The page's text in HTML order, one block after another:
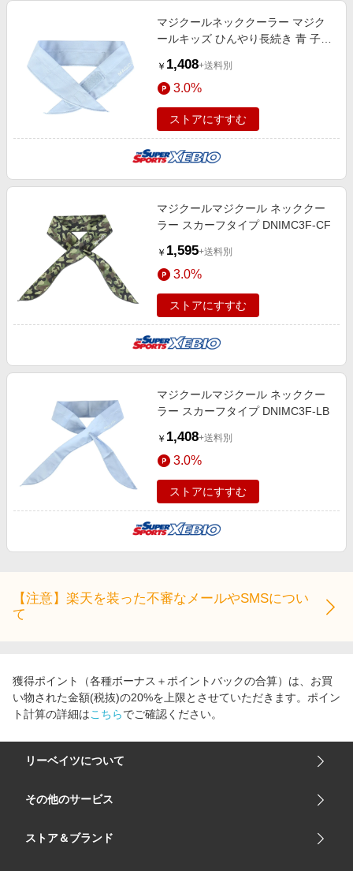
マジクールネッククーラー マジク
ールキッズ ひんやり長続き 青 子供
返し使える 熱中症対策
￥ 1,408+送料別
3.0%
ストアにすすむ
マジクールマジクール ネッククー
ラー スカーフタイプ DNIMC3F-CF
￥ 1,595+送料別
3.0%
ストアにすすむ
マジクールマジクール ネッククー
ラー スカーフタイプ DNIMC3F-LB
￥ 1,408+送料別
3.0%
ストアにすすむ
【注意】楽天を装った不審なメールやSMSについ
て
獲得ポイント（各種ボーナス＋ポイントバックの合算）は、お買
い物された金額(税抜)の20%を上限とさせていただきます。ポイン
ト計算の詳細はこちらでご確認ください。
リーベイツについて
会社概要
サイトマップ
その他のサービス
楽天市場
ストア＆ブランド